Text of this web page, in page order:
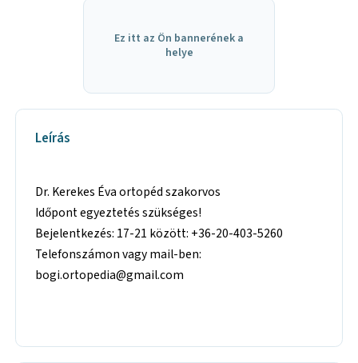
Ez itt az Ön bannerének a
helye
Leírás
Dr. Kerekes Éva ortopéd szakorvos
Időpont egyeztetés szükséges!
Bejelentkezés: 17-21 között: +36-20-403-5260
Telefonszámon vagy mail-ben:
bogi.ortopedia@gmail.com